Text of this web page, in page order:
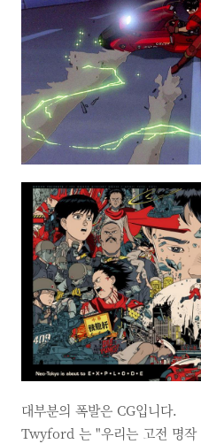
대부분의 폭발은 CG입니다.
Twyford 는 "우리는 고전 명